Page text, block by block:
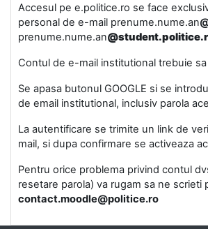
Accesul pe e.politice.ro se face
personal de e-mail prenume.nume.an
prenume.nume.an
Contul de e-mail institutional trebuie
Se apasa butonul GOOGLE si se
de email institutional, inclusiv parola
La autentificare se trimite un link de
mail, si dupa confirmare se activeaza
Pentru orice problema privind contul
resetare parola) va rugam sa ne scrieti
contact.moodle@politice.ro